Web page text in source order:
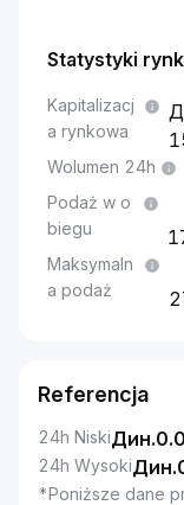
Statystyki
Kapitalizacj
a rynkowa
Wolumen 24h
Podaż w o
biegu
Maksymaln
a podaż
Referencja
24h NiskiДин.
24h WysokiДин.
*Poniższe dane